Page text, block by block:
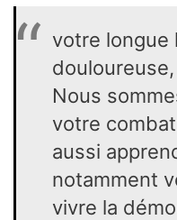
votre longue
Nous
votre
aussi
notamment
vivre la